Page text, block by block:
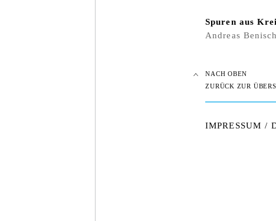
Spuren aus
Andreas
NACH OBEN
ZURÜCK ZUR
IMPRESSUM /